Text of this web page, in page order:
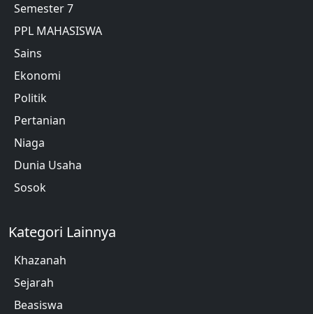
Semester 7
PPL MAHASISWA
Sains
Ekonomi
Politik
Pertanian
Niaga
Dunia Usaha
Sosok
Kategori Lainnya
Khazanah
Sejarah
Beasiswa